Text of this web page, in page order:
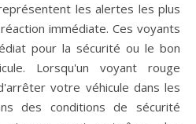
les alertes les plus
immédiate. Ces voyants
pour la sécurité ou le bon
Lorsqu'un voyant rouge
votre véhicule dans les
des conditions de sécurité